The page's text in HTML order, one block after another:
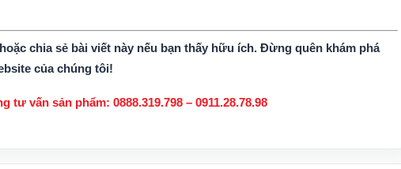
chia sẻ bài viết này nếu bạn thấy hữu ích. Đừng quên khám phá
của chúng tôi!
tư vấn sản phẩm: 0888.319.798 – 0911.28.78.98